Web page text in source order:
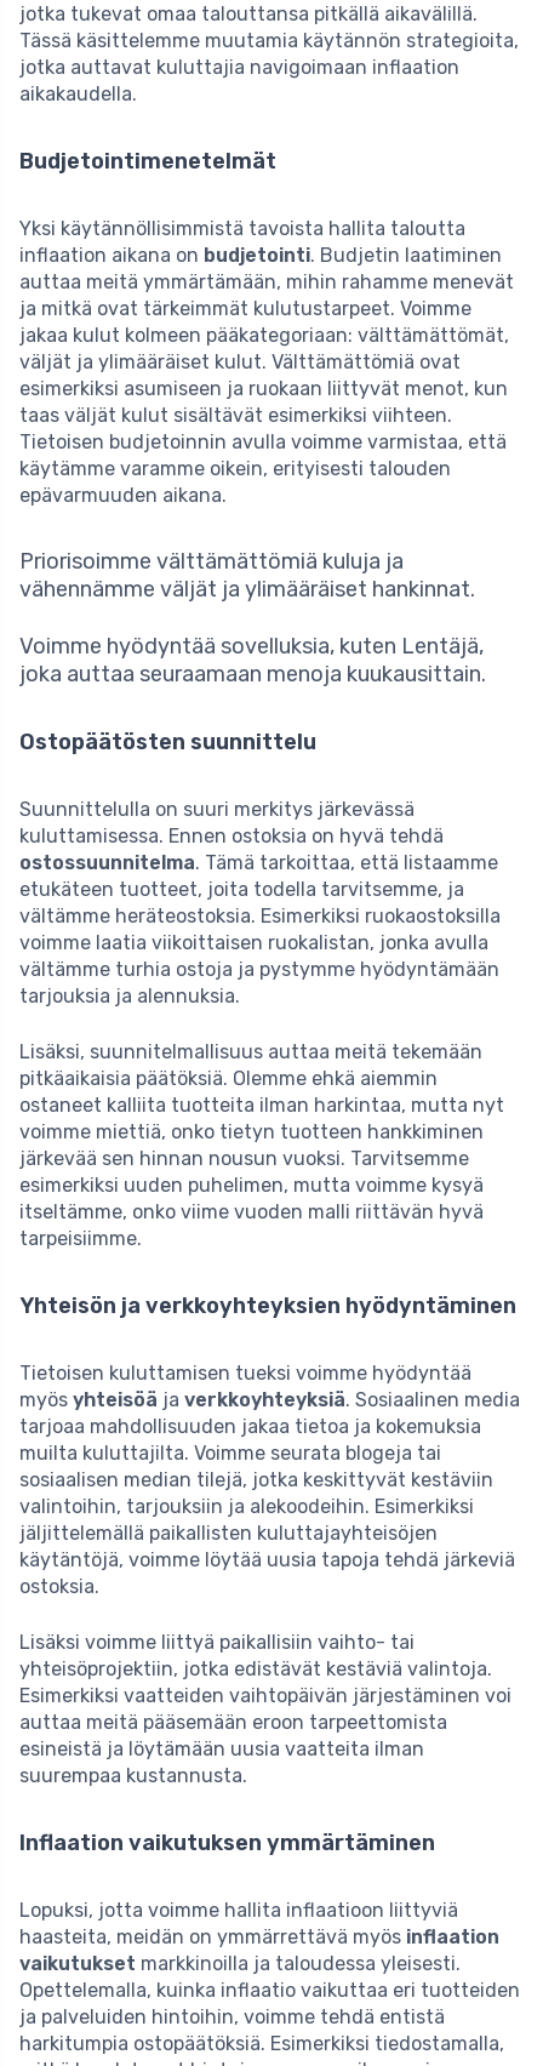
jotka tukevat omaa talouttansa pitkällä aikavälillä.
Tässä käsittelemme muutamia käytännön strategioita,
jotka auttavat kuluttajia navigoimaan inflaation
aikakaudella.
Budjetointimenetelmät
Yksi käytännöllisimmistä tavoista hallita taloutta
inflaation aikana on budjetointi. Budjetin laatiminen
auttaa meitä ymmärtämään, mihin rahamme menevät
ja mitkä ovat tärkeimmät kulutustarpeet. Voimme
jakaa kulut kolmeen pääkategoriaan: välttämättömät,
väljät ja ylimääräiset kulut. Välttämättömiä ovat
esimerkiksi asumiseen ja ruokaan liittyvät menot, kun
taas väljät kulut sisältävät esimerkiksi viihteen.
Tietoisen budjetoinnin avulla voimme varmistaa, että
käytämme varamme oikein, erityisesti talouden
epävarmuuden aikana.
Priorisoimme välttämättömiä kuluja ja
vähennämme väljät ja ylimääräiset hankinnat.
Voimme hyödyntää sovelluksia, kuten Lentäjä,
joka auttaa seuraamaan menoja kuukausittain.
Ostopäätösten suunnittelu
Suunnittelulla on suuri merkitys järkevässä
kuluttamisessa. Ennen ostoksia on hyvä tehdä
ostossuunnitelma. Tämä tarkoittaa, että listaamme
etukäteen tuotteet, joita todella tarvitsemme, ja
vältämme heräteostoksia. Esimerkiksi ruokaostoksilla
voimme laatia viikoittaisen ruokalistan, jonka avulla
vältämme turhia ostoja ja pystymme hyödyntämään
tarjouksia ja alennuksia.
Lisäksi, suunnitelmallisuus auttaa meitä tekemään
pitkäaikaisia päätöksiä. Olemme ehkä aiemmin
ostaneet kalliita tuotteita ilman harkintaa, mutta nyt
voimme miettiä, onko tietyn tuotteen hankkiminen
järkevää sen hinnan nousun vuoksi. Tarvitsemme
esimerkiksi uuden puhelimen, mutta voimme kysyä
itseltämme, onko viime vuoden malli riittävän hyvä
tarpeisiimme.
Yhteisön ja verkkoyhteyksien hyödyntäminen
Tietoisen kuluttamisen tueksi voimme hyödyntää
myös yhteisöä ja verkkoyhteyksiä. Sosiaalinen media
tarjoaa mahdollisuuden jakaa tietoa ja kokemuksia
muilta kuluttajilta. Voimme seurata blogeja tai
sosiaalisen median tilejä, jotka keskittyvät kestäviin
valintoihin, tarjouksiin ja alekoodeihin. Esimerkiksi
jäljittelemällä paikallisten kuluttajayhteisöjen
käytäntöjä, voimme löytää uusia tapoja tehdä järkeviä
ostoksia.
Lisäksi voimme liittyä paikallisiin vaihto- tai
yhteisöprojektiin, jotka edistävät kestäviä valintoja.
Esimerkiksi vaatteiden vaihtopäivän järjestäminen voi
auttaa meitä pääsemään eroon tarpeettomista
esineistä ja löytämään uusia vaatteita ilman
suurempaa kustannusta.
Inflaation vaikutuksen ymmärtäminen
Lopuksi, jotta voimme hallita inflaatioon liittyviä
haasteita, meidän on ymmärrettävä myös inflaation
vaikutukset markkinoilla ja taloudessa yleisesti.
Opettelemalla, kuinka inflaatio vaikuttaa eri tuotteiden
ja palveluiden hintoihin, voimme tehdä entistä
harkitumpia ostopäätöksiä. Esimerkiksi tiedostamalla,